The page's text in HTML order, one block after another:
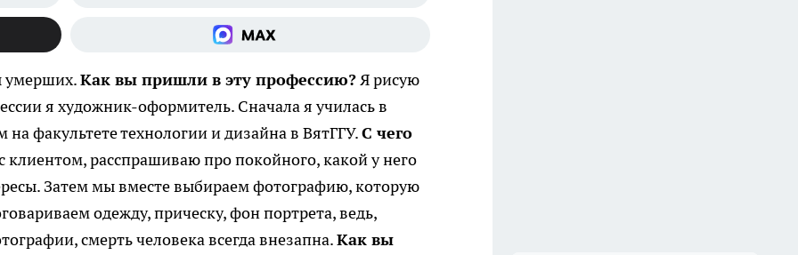
умерших.Как вы пришли в эту профессию?Я рисую
я художник-оформитель. Сначала я училась в
факультете технологии и дизайна в ВятГГУ.С чего
расспрашиваю про покойного, какой у него
Затем мы вместе выбираем фотографию, которую
одежду, прическу, фон портрета, ведь,
смерть человека всегда внезапна.Как вы